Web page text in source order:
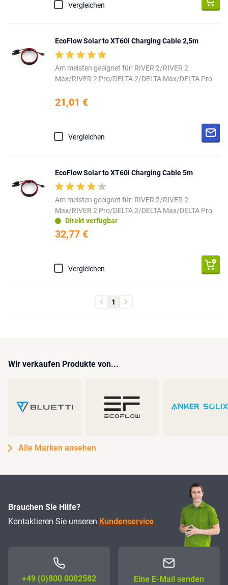
Vergleichen
EcoFlow Solar to XT60i Charging Cable 2,5m
Am meisten geeignet für: RIVER 2/RIVER 2
Max/RIVER 2 Pro/DELTA 2/DELTA Max/DELTA Pro
21,01 €
Vergleichen
EcoFlow Solar to XT60i Charging Cable 5m
Am meisten geeignet für: RIVER 2/RIVER 2
Max/RIVER 2 Pro/DELTA 2/DELTA Max/DELTA Pro
Direkt verfügbar
32,77 €
Vergleichen
1
Wir verkaufen Produkte von...
Alle Marken ansehen
Brauchen Sie Hilfe?
Kontaktieren Sie unseren Kundenservice
+49 (0)800 0002582 Eine E-Mail senden